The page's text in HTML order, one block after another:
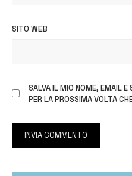
SITO WEB
SALVA IL MIO NOME, EMAIL
PER LA PROSSIMA VOLTA